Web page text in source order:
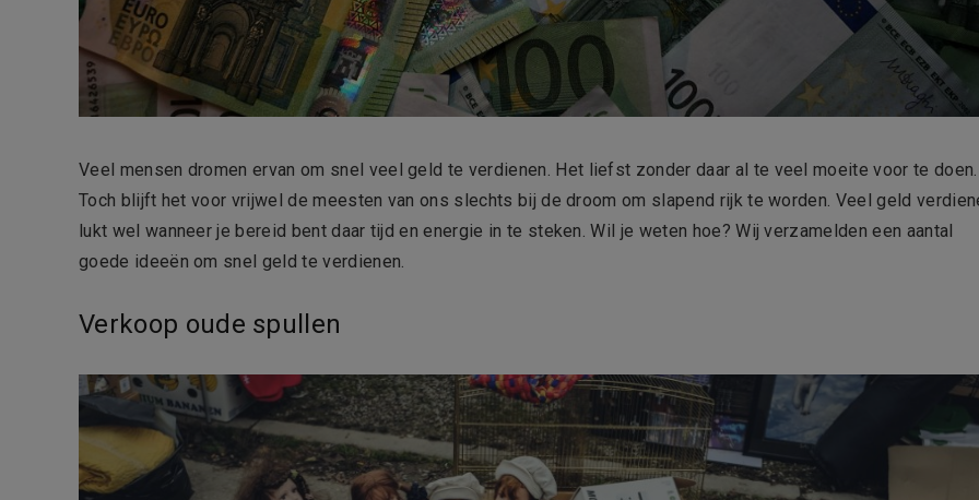
Veel mensen dromen ervan om snel veel geld te verdienen. Het liefst zonder daar al te veel moeite voor te doen.
Toch blijft het voor vrijwel de meesten van ons slechts bij de droom om slapend rijk te worden. Veel geld
lukt wel wanneer je bereid bent daar tijd en energie in te steken. Wil je weten hoe? Wij verzamelden een aantal
goede ideeën om snel geld te verdienen.
Verkoop oude spullen